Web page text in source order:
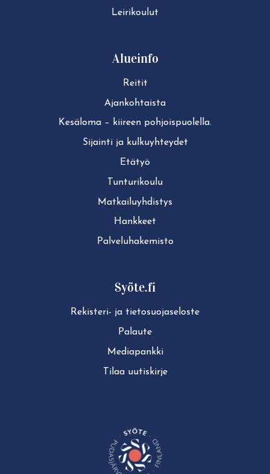
Leirikoulut
Alueinfo
Reitit
Ajan­koh­tais­ta
Kesäloma – kiireen pohjoispuolella.
Sijainti ja kul­ku­yh­tey­det
Etätyö
Tun­tu­ri­kou­lu
Mat­kai­lu­yh­dis­tys
Hankkeet
Pal­ve­lu­ha­ke­mis­to
Syöte.fi
Rekisteri- ja tie­to­suo­ja­se­los­te
Palaute
Mediapankki
Tilaa uutiskirje